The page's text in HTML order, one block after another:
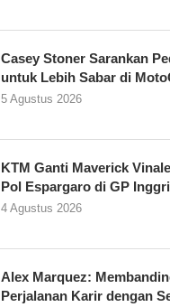
Casey Stoner Sarankan
untuk Lebih Sabar di
5 Agustus 2026
KTM Ganti Maverick
Pol Espargaro di GP
4 Agustus 2026
Alex Marquez:
Perjalanan Karir dengan